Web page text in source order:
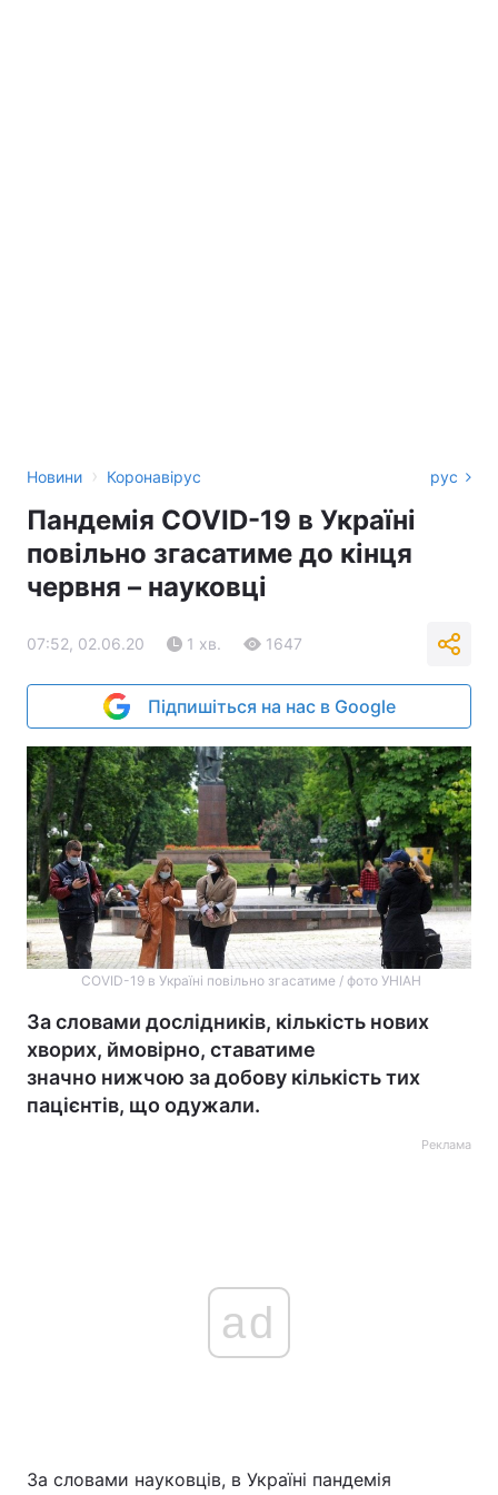
Новини › Коронавірус рус
Пандемія COVID-19 в Україні
повільно згасатиме до кінця
червня – науковці
07:52, 02.06.20 1 хв. 1647
Підпишіться на нас в Google
COVID-19 в Україні повільно згасатиме / фото УНІАН
За словами дослідників, кількість нових
хворих, ймовірно, ставатиме
значно нижчою за добову кількість тих
пацієнтів, що одужали.
Реклама
ad
За словами науковців, в Україні пандемія